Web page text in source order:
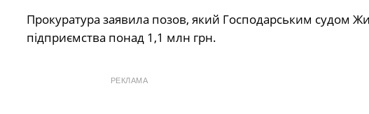
Прокуратура заявила позов, який Господарським судом
підприємства понад 1,1 млн грн.
РЕКЛАМА